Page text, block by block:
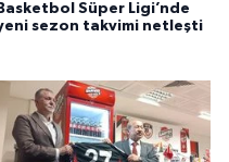
Basketbol Süper Ligi’nde
sezon takvimi netleşti